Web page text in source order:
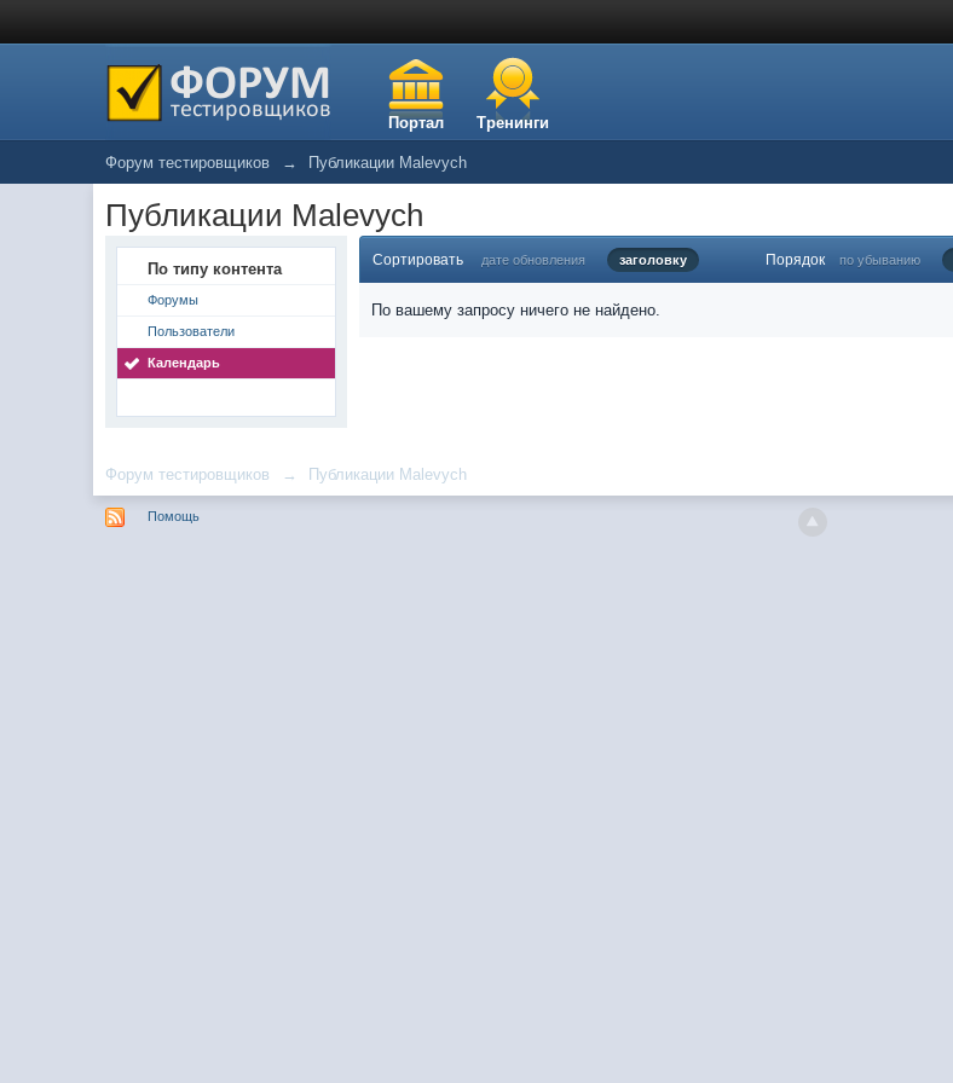
Портал Тренинги
Форум тестировщиков → Публикации Malevych
Публикации Malevych
По типу контента
Форумы
Пользователи
Календарь
Сортировать дате обновления заголовку Порядок по убыванию
По вашему запросу ничего не найдено.
Форум тестировщиков → Публикации Malevych
Помощь